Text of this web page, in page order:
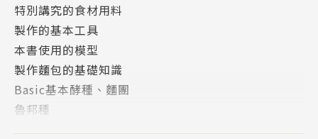
深度味道×華麗造型×精緻美感
滿足視覺與味蕾的全新體驗，
重現維也納最迷人的極致風味！
作者簡介
特別講究的食材用料
製作的基本工具
本書使用的模型
製作麵包的基礎知識
Basic基本酵種、麵團
魯邦種